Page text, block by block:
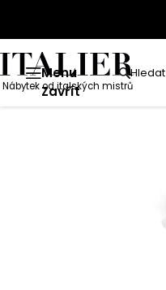
Menu
Zavřít
Hledat
Nábytek od italských mistrů